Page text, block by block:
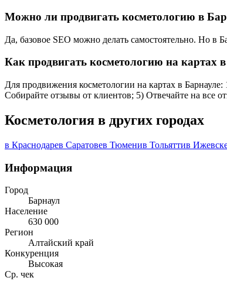
Можно ли продвигать косметологию в
Да, базовое SEO можно делать самостоятельно. Но в
Как продвигать косметологию на картах
Для продвижения косметологии на картах в
Собирайте отзывы от клиентов; 5) Отвечайте на все
Косметология в других городах
в Краснодарев Саратовев Тюменив Тольяттив
Информация
Город
Барнаул
Население
630 000
Регион
Алтайский край
Конкуренция
Высокая
Ср. чек